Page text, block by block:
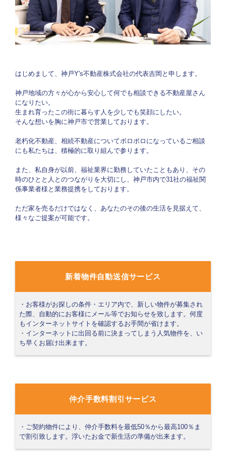
はじめまして、神戸Y's不動産株式会社の代表吉岡と申します。
神戸地域の方々が心から安心して何でも相談できる不動産屋さん
になりたい。
生まれ育ったこの街に暮らす人を少しでも笑顔にしたい。
​​​​​​​そんな想いを胸に神戸市で営業しております。
老朽化不動産、相続不動産についてボロボロになっているご相談
にも私たちは、積極的に取り組んで参ります。
また、私自身が以前、福祉業界に勤務していたこともあり、その
時のひとと人とのつながりを大切にし、神戸市内で31社の福祉関
係事業者様と業務提携をしております。
ただ家を売るだけではなく、あなたのその後の生活を見据えて、
様々なご提案が可能です。
新着物件自動送信サービス
・お客様がお探しの条件・エリア内で、新しい物件が募集され
た際、自動的にお客様にメール等でお知らせを致します。何度
もインターネットサイトを確認するお手間が省けます。
・インターネットに出回る前に決まってしまう人気物件を、い
ち早くお届け出来ます。
仲介手数料割引サービス
・ご契約物件により、仲介手数料を最低50％から最高100％ま
で割引致します。浮いたお金で新生活の準備が出来ます。